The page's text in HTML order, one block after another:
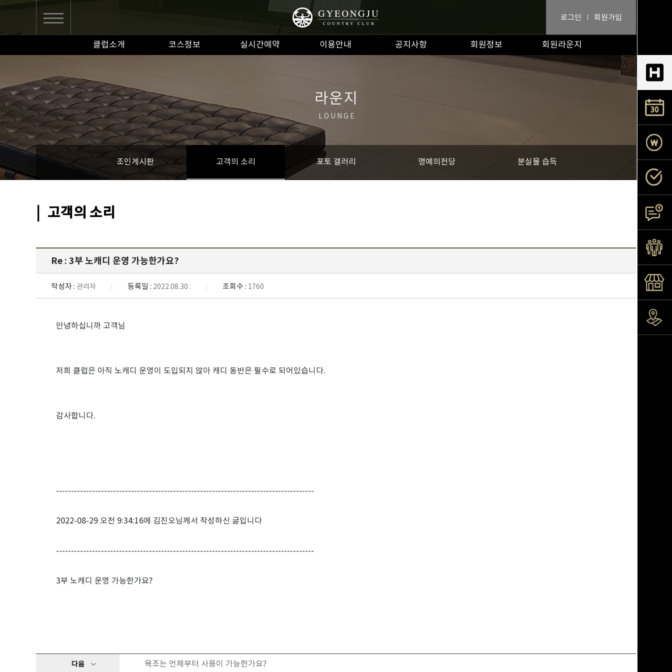
로그인 회원가입
클럽소개 코스정보 실시간예약 이용안내 공지사항 회원정보 회원라운지
라운지
LOUNGE
조인게시판 고객의 소리 포토 갤러리 명예의전당 분실물 습득
고객의 소리
Re : 3부 노캐디 운영 가능한가요?
작성자 : 관리자 등록일 : 2022.08.30 : 조회수 : 1760
안녕하십니까 고객님
저희 클럽은 아직 노캐디 운영이 도입되지 않아 캐디 동반은 필수로 되어있습니다.
감사합니다.
--------------------------------------------------------------------------------------
2022-08-29 오전 9:34:16에 김진오님께서 작성하신 글입니다
--------------------------------------------------------------------------------------
3부 노캐디 운영 가능한가요?
다음 욕조는 언제부터 사용이 가능한가요?